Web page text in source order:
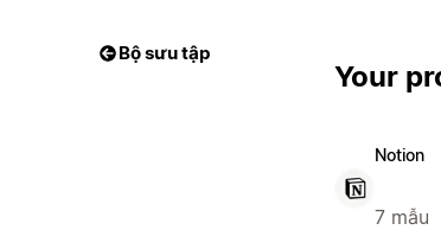
Bộ sưu tập
Your
Notion
7 mẫu